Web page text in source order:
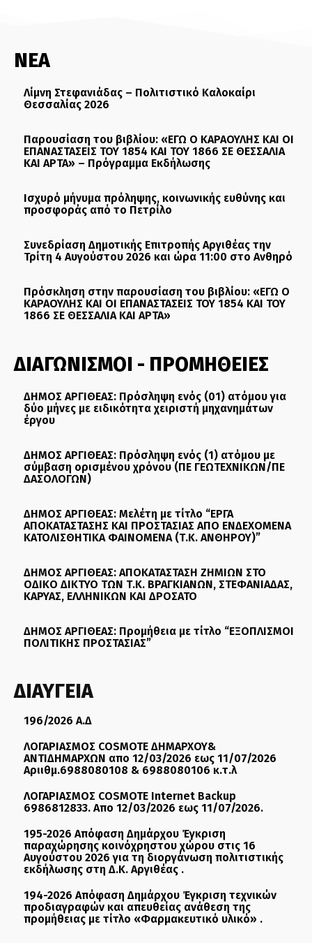
ΝΕΑ
Λίμνη Στεφανιάδας – Πολιτιστικό Καλοκαίρι
Θεσσαλίας 2026
Παρουσίαση του βιβλίου: «ΕΓΩ Ο ΚΑΡΑΟΥΛΗΣ ΚΑΙ ΟΙ
ΕΠΑΝΑΣΤΑΣΕΙΣ ΤΟΥ 1854 ΚΑΙ ΤΟΥ 1866 ΣΕ ΘΕΣΣΑΛΙΑ
ΚΑΙ ΑΡΤΑ» – Πρόγραμμα Εκδήλωσης
Ισχυρό μήνυμα πρόληψης, κοινωνικής ευθύνης και
προσφοράς από το Πετρίλο
Συνεδρίαση Δημοτικής Επιτροπής Αργιθέας την
Τρίτη 4 Αυγούστου 2026 και ώρα 11:00 στο Ανθηρό
Πρόσκληση στην παρουσίαση του βιβλίου: «ΕΓΩ Ο
ΚΑΡΑΟΥΛΗΣ ΚΑΙ ΟΙ ΕΠΑΝΑΣΤΑΣΕΙΣ ΤΟΥ 1854 ΚΑΙ ΤΟΥ
1866 ΣΕ ΘΕΣΣΑΛΙΑ ΚΑΙ ΑΡΤΑ»
ΔΙΑΓΩΝΙΣΜΟΙ - ΠΡΟΜΗΘΕΙΕΣ
ΔΗΜΟΣ ΑΡΓΙΘΕΑΣ: Πρόσληψη ενός (01) ατόμου για
δύο μήνες με ειδικότητα χειριστή μηχανημάτων
έργου
ΔΗΜΟΣ ΑΡΓΙΘΕΑΣ: Πρόσληψη ενός (1) ατόμου με
σύμβαση ορισμένου χρόνου (ΠΕ ΓΕΩΤΕΧΝΙΚΩΝ/ΠΕ
ΔΑΣΟΛΟΓΩΝ)
ΔΗΜΟΣ ΑΡΓΙΘΕΑΣ: Μελέτη με τίτλο “ΕΡΓΑ
ΑΠΟΚΑΤΑΣΤΑΣΗΣ ΚΑΙ ΠΡΟΣΤΑΣΙΑΣ ΑΠΟ ΕΝΔΕΧΟΜΕΝΑ
ΚΑΤΟΛΙΣΘΗΤΙΚΑ ΦΑΙΝΟΜΕΝΑ (Τ.Κ. ΑΝΘΗΡΟΥ)”
ΔΗΜΟΣ ΑΡΓΙΘΕΑΣ: ΑΠΟΚΑΤΑΣΤΑΣΗ ΖΗΜΙΩΝ ΣΤΟ
ΟΔΙΚΟ ΔΙΚΤΥΟ ΤΩΝ Τ.Κ. ΒΡΑΓΚΙΑΝΩΝ, ΣΤΕΦΑΝΙΑΔΑΣ,
ΚΑΡΥΑΣ, ΕΛΛΗΝΙΚΩΝ ΚΑΙ ΔΡΟΣΑΤΟ
ΔΗΜΟΣ ΑΡΓΙΘΕΑΣ: Προμήθεια με τίτλο “ΕΞΟΠΛΙΣΜΟΙ
ΠΟΛΙΤΙΚΗΣ ΠΡΟΣΤΑΣΙΑΣ”
ΔΙΑΥΓΕΙΑ
196/2026 Α.Δ
ΛΟΓΑΡΙΑΣΜΟΣ COSMOTE ΔΗΜΑΡΧΟΥ&
ΑΝΤΙΔΗΜΑΡΧΩΝ απο 12/03/2026 εως 11/07/2026
Αριιθμ.6988080108 & 6988080106 κ.τ.λ
ΛΟΓΑΡΙΑΣΜΟΣ COSMOTE Internet Backup
6986812833. Απο 12/03/2026 εως 11/07/2026.
195-2026 Απόφαση Δημάρχου Έγκριση
παραχώρησης κοινόχρηστου χώρου στις 16
Αυγούστου 2026 για τη διοργάνωση πολιτιστικής
εκδήλωσης στη Δ.Κ. Αργιθέας .
194-2026 Απόφαση Δημάρχου Έγκριση τεχνικών
προδιαγραφών και απευθείας ανάθεση της
προμήθειας με τίτλο «Φαρμακευτικό υλικό» .